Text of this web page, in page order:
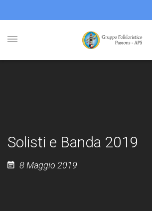
Solisti e Banda 2019
8 Maggio 2019